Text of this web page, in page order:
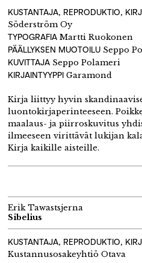
KUSTANTAJA, REPRODUKTIO,
Söderström Oy
TYPOGRAFIA Martti Ruokonen
PÄÄLLYKSEN MUOTOILU Seppo
KUVITTAJA Seppo Polameri
KIRJAINTYYPPI Garamond
Kirja liittyy hyvin
luontokirjaperinteeseen.
maalaus- ja piirroskuvitus
ilmeeseen virittävät lukijan
Kirja kaikille aisteille.
Erik Tawastsjerna
Sibelius
KUSTANTAJA, REPRODUKTIO,
Kustannusosakeyhtiö Otava